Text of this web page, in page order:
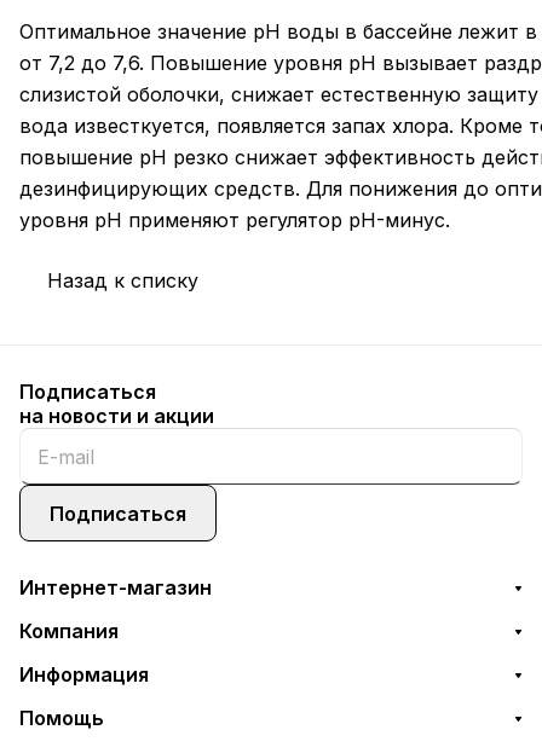
Оптимальное значение pH воды в бассейне лежит в
от 7,2 до 7,6. Повышение уровня pH вызывает
слизистой оболочки, снижает естественную
вода известкуется, появляется запах хлора. Кроме
повышение рН резко снижает эффективность
дезинфицирующих средств. Для понижения до
уровня pH применяют регулятор pH-минус.
Назад к списку
Подписаться
на новости и акции
Подписаться
Интернет-магазин
Компания
Информация
Помощь